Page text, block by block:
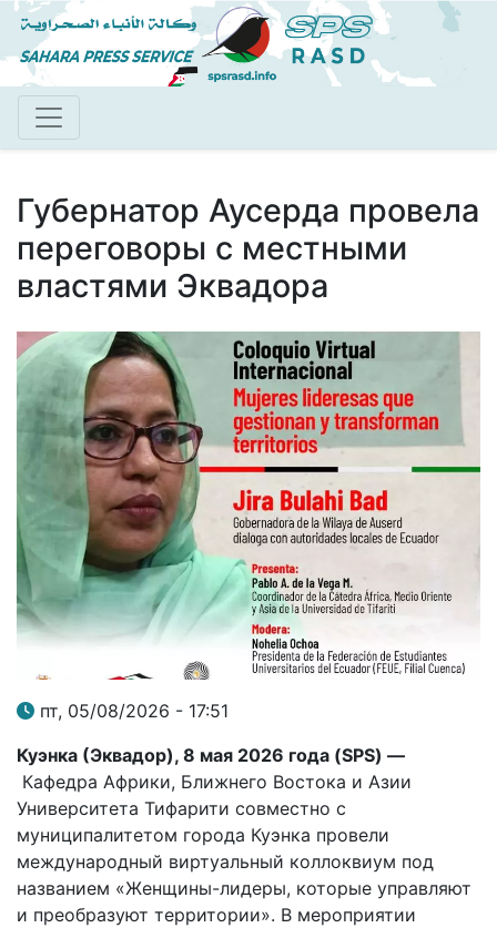
Перейти
к
основному
Губернатор Аусерда провела
переговоры с местными
властями Эквадора
пт, 05/08/2026 - 17:51
Куэнка (Эквадор), 8 мая 2026 года (SPS) —
Кафедра Африки, Ближнего Востока и Азии
Университета Тифарити совместно с
муниципалитетом города Куэнка провели
международный виртуальный коллоквиум под
названием «Женщины-лидеры, которые управляют
и преобразуют территории». В мероприятии